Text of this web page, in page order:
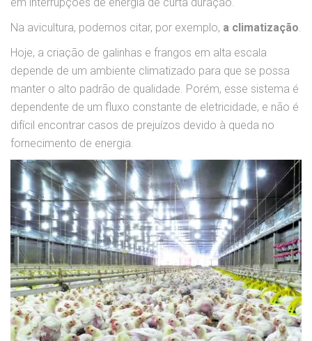
Na avicultura, podemos citar, por exemplo, a climatização.
Hoje, a criação de galinhas e frangos em alta escala
depende de um ambiente climatizado para que se possa
manter o alto padrão de qualidade. Porém, esse sistema é
dependente de um fluxo constante de eletricidade, e não é
difícil encontrar casos de prejuízos devido à queda no
fornecimento de energia.